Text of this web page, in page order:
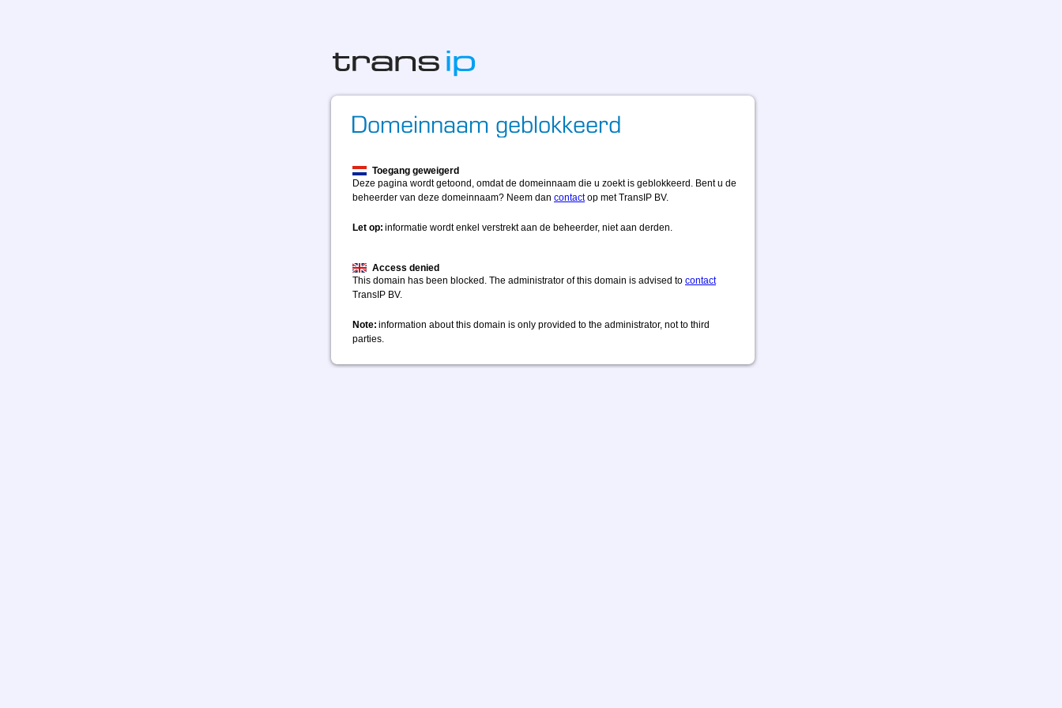
Toegang geweigerd
Deze pagina wordt getoond, omdat de domeinnaam die u zoekt is geblokkeerd. Bent u de
beheerder van deze domeinnaam? Neem dan contactop met TransIP BV.
Let op: informatie wordt enkel verstrekt aan de beheerder, niet aan derden.
Access denied
This domain has been blocked. The administrator of this domain is advised to contact
TransIP BV.
Note: information about this domain is only provided to the administrator, not to third
parties.